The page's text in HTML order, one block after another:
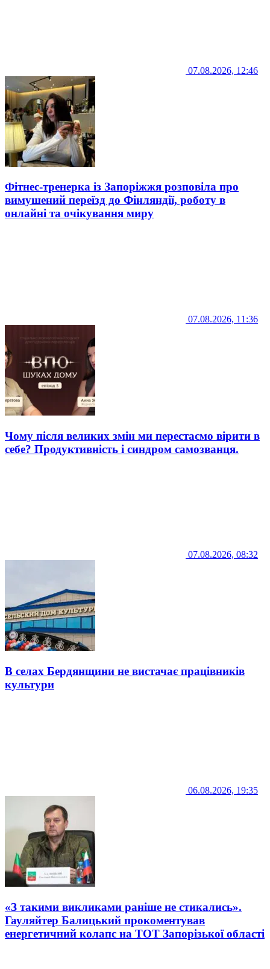
07.08.2026, 12:46
Фітнес-тренерка із Запоріжжя розповіла про
вимушений переїзд до Фінляндії, роботу в
онлайні та очікування миру
07.08.2026, 11:36
Чому після великих змін ми перестаємо вірити в
себе? Продуктивність і синдром самозванця.
07.08.2026, 08:32
В селах Бердянщини не вистачає працівників
культури
06.08.2026, 19:35
«З такими викликами раніше не стикались».
Гауляйтер Балицький прокоментував
енергетичний колапс на ТОТ Запорізької області